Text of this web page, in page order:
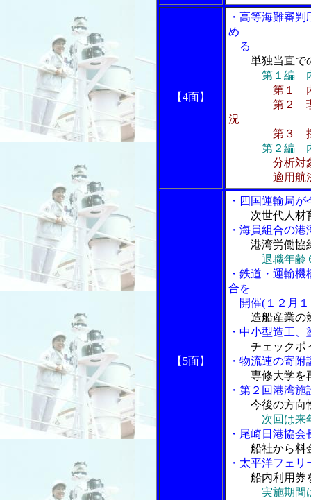
【4面】
・高等海難審
め
る
単独当直で
第１編
第１
第２ 理事官
況
第３ 採決か
第２編
分析対
適用航法
【5面】
・四国運輸局
次世代人材
・海員組合の
港湾労働協
退職年齢
・鉄道・運輸
合を
開催(１２月１
造船産業の
・中小型造工
チェックポ
・物流連の寄
専修大学を
・第２回港湾
今後の方向
次回は来
・尾崎日港協
船社から料
・太平洋フェ
船内利用券
実施期間